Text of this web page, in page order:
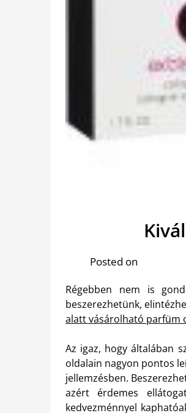
Posted on
Régebben nem is
beszerezhetünk,
alatt vásárolható parfüm
Az igaz, hogy általában
oldalain nagyon pontos
jellemzésben.
azért érdemes
kedvezménnyel